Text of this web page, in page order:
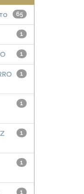
65
1
1
1
1
1
1
1